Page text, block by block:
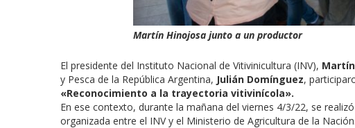
Martín Hinojosa junto a un productor
El presidente del Instituto Nacional de Vitivinicultura (INV),
y Pesca de la República Argentina, Julián Domínguez,
«Reconocimiento a la trayectoria vitivinícola».
En ese contexto, durante la mañana del viernes 4/3/22, se
organizada entre el INV y el Ministerio de Agricultura de la Nación.